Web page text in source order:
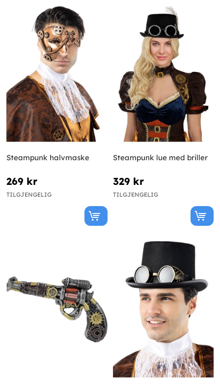
Steampunk halvmaske
269 kr
TILGJENGELIG
Steampunk lue med briller
329 kr
TILGJENGELIG